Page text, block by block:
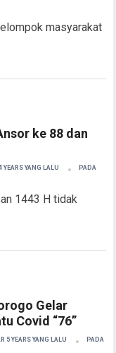
masyarakat
ke 88 dan
YEARS YANG LALU
PADA
1443 H tidak
Gelar
Covid “76”
5 YEARS YANG LALU
PADA